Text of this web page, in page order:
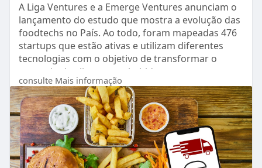
A Liga Ventures e a Emerge Ventures anunciam o
lançamento do estudo que mostra a evolução das
foodtechs no País. Ao todo, foram mapeadas 476
startups que estão ativas e utilizam diferentes
tecnologias com o objetivo de transformar o
mercado de alimentos e bebidas e entregar
melhores soluções e produtos para a população.
https://tiinside.com.br/12/03/....2024/brasil-reune-
qu
consulte Mais informação